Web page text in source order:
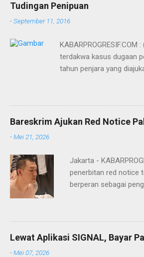
Tudingan Penipuan
-September 11, 2016
terdakwa kasus dugaan
tahun penjara yang
pidana. Dalam
terdakwa Ervan tersebut
Menurut majelis hakim,
itulah, terdakwa Ervan
Bareskrim Ajukan Red Notice
-Mei 21, 2026
Jakarta -
penerbitan red notice
berperan sebagai
DPO Lukmanul
Bareskrim Polri
merupakan warga
belakangan status
Lewat Aplikasi SIGNAL, Bayar
-Mei 07, 2026